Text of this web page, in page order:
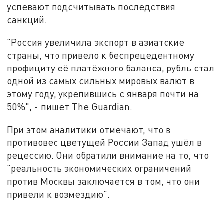
успевают подсчитывать последствия
санкций.
"Россия увеличила экспорт в азиатские
страны, что привело к беспрецедентному
профициту её платёжного баланса, рубль стал
одной из самых сильных мировых валют в
этому году, укрепившись с января почти на
50%", - пишет The Guardian.
При этом аналитики отмечают, что в
противовес цветущей России Запад ушёл в
рецессию. Они обратили внимание на то, что
"реальность экономических ограничений
против Москвы заключается в том, что они
привели к возмездию".